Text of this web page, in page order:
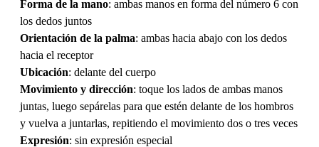
Forma de la mano: ambas manos en forma del número 6 con
los dedos juntos
Orientación de la palma: ambas hacia abajo con los dedos
hacia el receptor
Ubicación: delante del cuerpo
Movimiento y dirección: toque los lados de ambas manos
juntas, luego sepárelas para que estén delante de los hombros
y vuelva a juntarlas, repitiendo el movimiento dos o tres veces
Expresión: sin expresión especial